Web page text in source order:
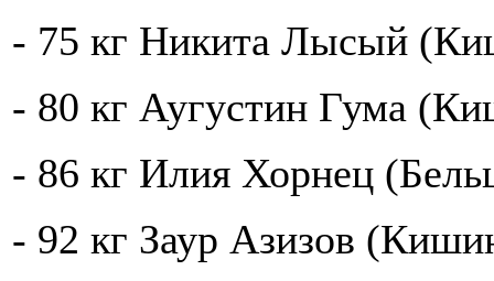
- 75 кг Никита Лысый
- 80 кг Аугустин Гума
- 86 кг Илия Хорнец
- 92 кг Заур Азизов